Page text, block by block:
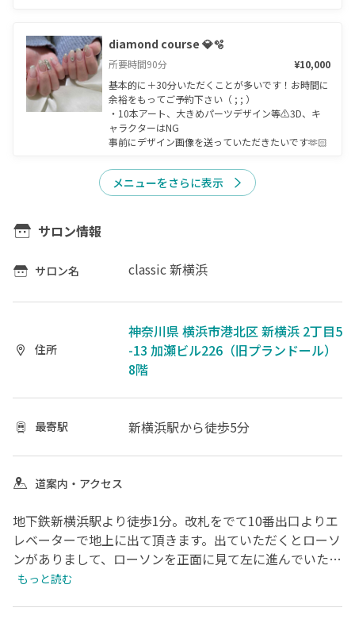
diamond course 💎🫧
所要時間90分
¥10,000
基本的に＋30分いただくことが多いです！お時間に
余裕をもってご予約下さい（ ; ; ）
・10本アート、大きめパーツデザイン等⚠︎3D、キ
ャラクターはNG
事前にデザイン画像を送っていただきたいです🫶🏻
メニューをさらに表示
サロン情報
サロン名 classic 新横浜
住所
神奈川県 横浜市港北区 新横浜 2丁目5
-13 加瀬ビル226（旧プランドール）
8階
最寄駅 新横浜駅から徒歩5分
道案内・アクセス
地下鉄新横浜駅より徒歩1分。改札をでて10番出口よりエ
レベーターで地上に出て頂きます。出ていただくとローソ
ンがありまして、ローソンを正面に見て左に進んでいただ
くと、城南信用金庫が見えます。そこを右折していただく
もっと読む